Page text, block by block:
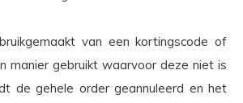
van een kortingscode of
manier gebruikt waarvoor deze niet is
de gehele order geannuleerd en het